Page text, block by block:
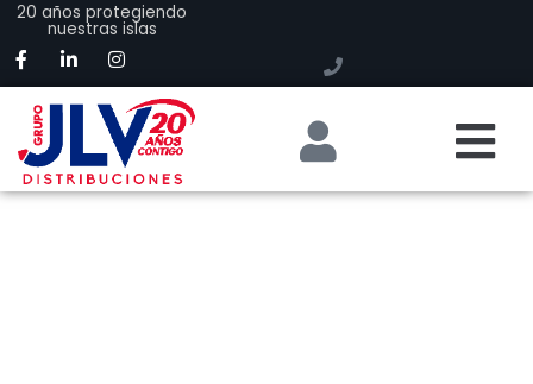
20 años protegiendo
nuestras islas